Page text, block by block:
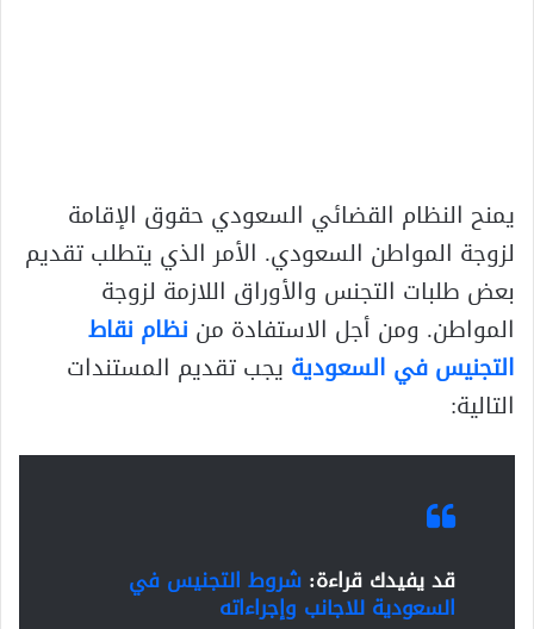
يمنح النظام القضائي السعودي حقوق الإقامة
لزوجة المواطن السعودي. الأمر الذي يتطلب تقديم
بعض طلبات التجنس والأوراق اللازمة لزوجة
المواطن. ومن أجل الاستفادة من نظام نقاط
التجنيس في السعودية يجب تقديم المستندات
التالية:
قد يفيدك قراءة: شروط التجنيس في
السعودية للاجانب وإجراءاته